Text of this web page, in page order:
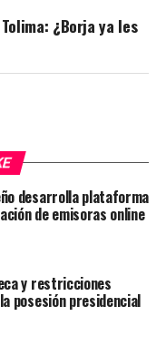
¿Borja ya les
desarrolla plataforma
de emisoras online
y restricciones
posesión presidencial